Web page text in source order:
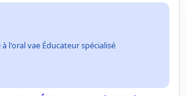
à l'oral vae Éducateur spécialisé